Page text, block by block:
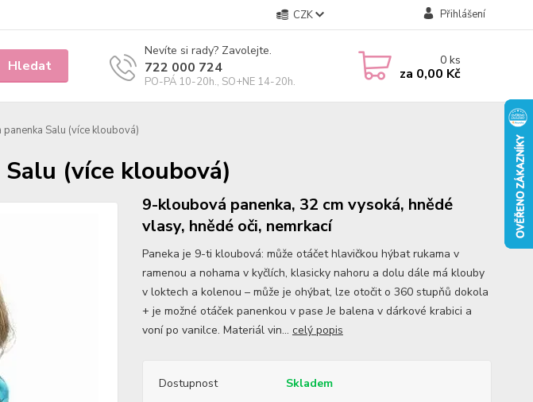
CZK Přihlášení
Hledat
Nevíte si rady? Zavolejte.
722 000 724
PO-PÁ 10-20h., SO+NE 14-20h.
0ks
za 0,00 Kč
panenka Salu (více kloubová)
(více kloubová)
9-kloubová panenka, 32 cm vysoká, hnědé
vlasy, hnědé oči, nemrkací
Paneka je 9-ti kloubová: může otáčet hlavičkou hýbat rukama v
ramenou a nohama v kyčlích, klasicky nahoru a dolu dále má klouby
v loktech a kolenou – může je ohýbat, lze otočit o 360 stupňů dokola
+ je možné otáček panenkou v pase Je balena v dárkové krabici a
voní po vanilce. Materiál vin... celý popis
Dostupnost Skladem